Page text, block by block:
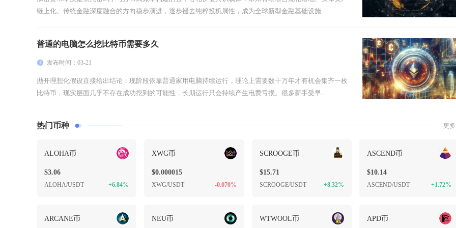
链上化、传统金融深度融合的方向稳步演进，逐步褪去纯粹投机属性，成为全球新型金融基础设施...
普通的电脑怎么挖比特币需要多久
发布时间：03-21
抛开理想化假设直接给出结论：现阶段依靠普通家用电脑持续运行，理论上需要数十万年才有机会集齐一枚
比特币，现实层面几乎不存在成功挖到的可能性，长期运行只会持续产生电费亏损。很多新手受早...
热门币种 更
ALOHA币
$3.06
ALOHA/USDT +6.84%
XWG币
$0.000015
XWG/USDT -0.070%
SCROOGE币
$15.71
SCROOGE/USDT +8.32%
ASCEND币
$10.14
ASCEND/USDT +1.72%
ARCANE币 NEU币 WTWOOL币 APD币